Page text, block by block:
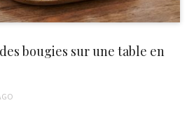
bougies sur une table en